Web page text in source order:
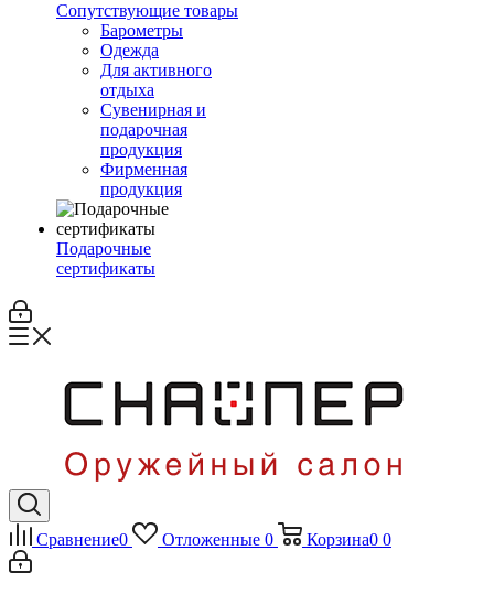
Сопутствующие товары
Барометры
Одежда
Для активного
отдыха
Сувенирная и
подарочная
продукция
Фирменная
продукция
Подарочные
сертификаты
Сравнение0 Отложенные 0 Корзина0 0